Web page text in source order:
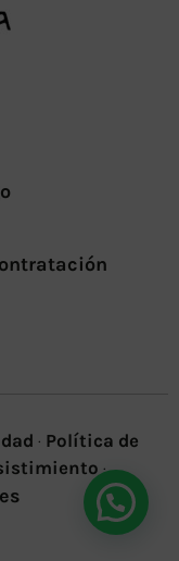
· Política de
·